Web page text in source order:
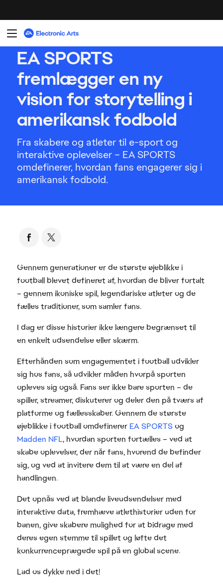
Gennem generationer er de største øjeblikke i
football blevet defineret af, hvordan de bliver fortalt
– gennem ikoniske spil, legendariske atleter og de
fælles traditioner, som samler fans.
I dag er disse historier ikke længere begrænset til
en enkelt udsendelse eller skærm.
Efterhånden som engagementet i football udvikler
sig hos fans, så udvikler måden hvorpå sporten
opleves sig også. Fans ser ikke bare sporten – de
spiller, streamer, diskuterer og deler den på tværs af
platforme og fællesskaber. Gennem de største
øjeblikke i football omdefinerer EA SPORTS og
Madden NFL, hvordan sporten fortælles – ved at
skabe oplevelser, der når fans, hvorend de befinder
sig, og ved at invitere dem til at være en del af
handlingen.
Det opnås ved at blande liveudsendelser med
interaktive data, fremhæve atlethistorier uden for
banen, give skabere mulighed for at bidrage med
deres egen stemme til spillet og løfte det
konkurrenceprægede spil på en global scene.
Lad os dykke ned i det!